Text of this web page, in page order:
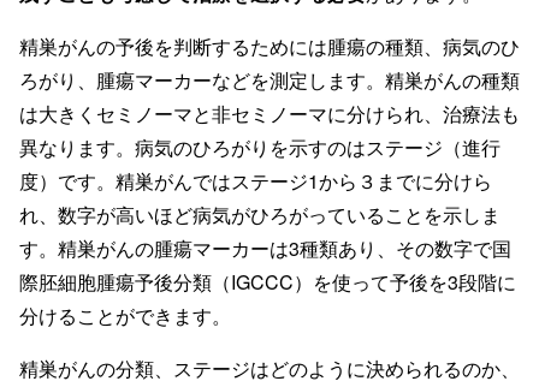
精巣がんの予後を判断するためには腫瘍の種類、病気のひ
ろがり、腫瘍マーカーなどを測定します。精巣がんの種類
は大きくセミノーマと非セミノーマに分けられ、治療法も
異なります。病気のひろがりを示すのはステージ（進行
度）です。精巣がんではステージ1から３までに分けら
れ、数字が高いほど病気がひろがっていることを示しま
す。精巣がんの腫瘍マーカーは3種類あり、その数字で国
際胚細胞腫瘍予後分類（IGCCC）を使って予後を3段階に
分けることができます。
精巣がんの分類、ステージはどのように決められるのか、